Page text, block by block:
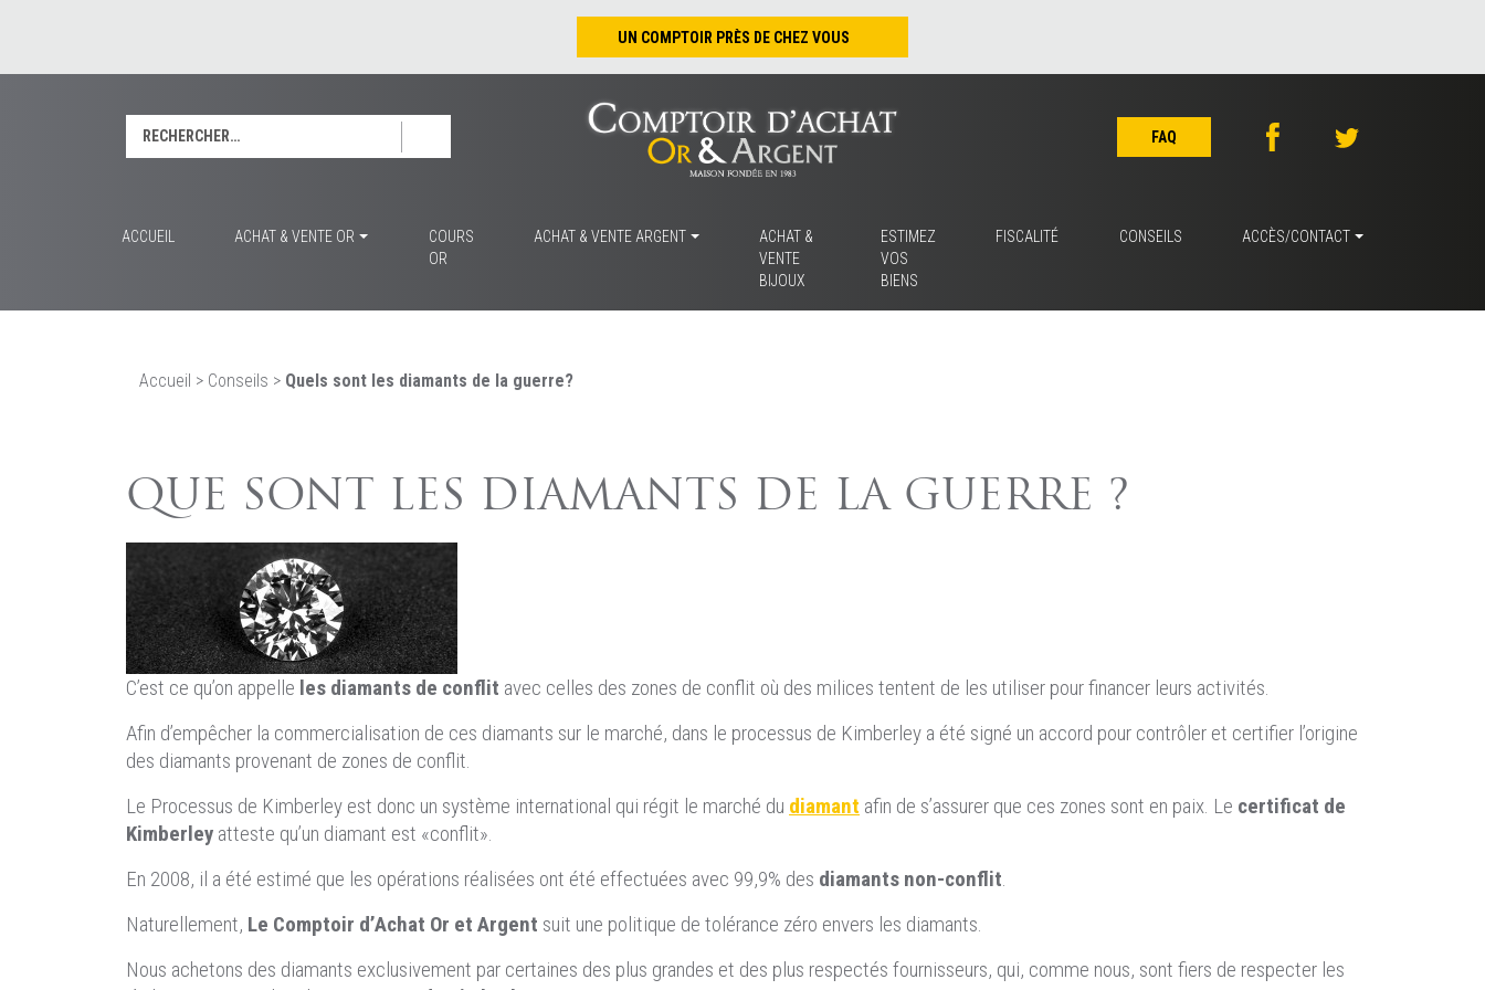
UN COMPTOIR PRÈS DE CHEZ VOUS
Nantes – Jean-Jacques Rousseau
Nantes – Saint-Pierre
Les Sables-d’Olonne
La Rochelle
La Roche/Yon
Rennes
Rechercher : FAQ
ACCUEIL ACHAT & VENTE OR
COURS
OR
ACHAT & VENTE ARGENT
ACHAT &
VENTE
BIJOUX
ESTIMEZ
VOS
BIENS
FISCALITÉ CONSEILS ACCÈS/CONTACT
Accueil > Conseils > Quels sont les diamants de la guerre?
QUE SONT LES DIAMANTS DE LA GUERRE ?
C’est ce qu’on appelle les diamants de conflit avec celles des zones de conflit où des milices tentent de les utiliser pour financer leurs activités.
Afin d’empêcher la commercialisation de ces diamants sur le marché, dans le processus de Kimberley a été signé un accord pour contrôler et certifier l’origine
des diamants provenant de zones de conflit.
Le Processus de Kimberley est donc un système international qui régit le marché du diamant afin de s’assurer que ces zones sont en paix. Le certificat de
Kimberley atteste qu’un diamant est «conflit».
En 2008, il a été estimé que les opérations réalisées ont été effectuées avec 99,9% des diamants non-conflit.
Naturellement, Le Comptoir d’Achat Or et Argent suit une politique de tolérance zéro envers les diamants.
Nous achetons des diamants exclusivement par certaines des plus grandes et des plus respectés fournisseurs, qui, comme nous, sont fiers de respecter les